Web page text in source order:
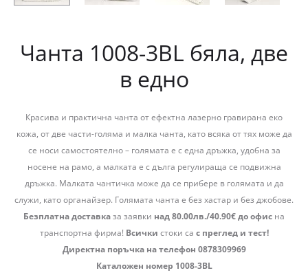
Чанта 1008-3BL бяла, две
в едно
Красива и практична чанта от ефектна лазерно гравирана еко
кожа, от две части-голяма и малка чанта, като всяка от тях може да
се носи самостоятелно – голямата е с една дръжка, удобна за
носене на рамо, а малката е с дълга регулираща се подвижна
дръжка. Малката чантичка може да се прибере в голямата и да
служи, като органайзер. Голямата чанта е без хастар и без джобове.
Безплатна доставказа заявки над 80.00лв./40.90€ до офис на
транспортна фирма! Всички стоки са с преглед и тест!
Директна поръчка на телефон 0878309969
Каталожен номер 1008-3BL